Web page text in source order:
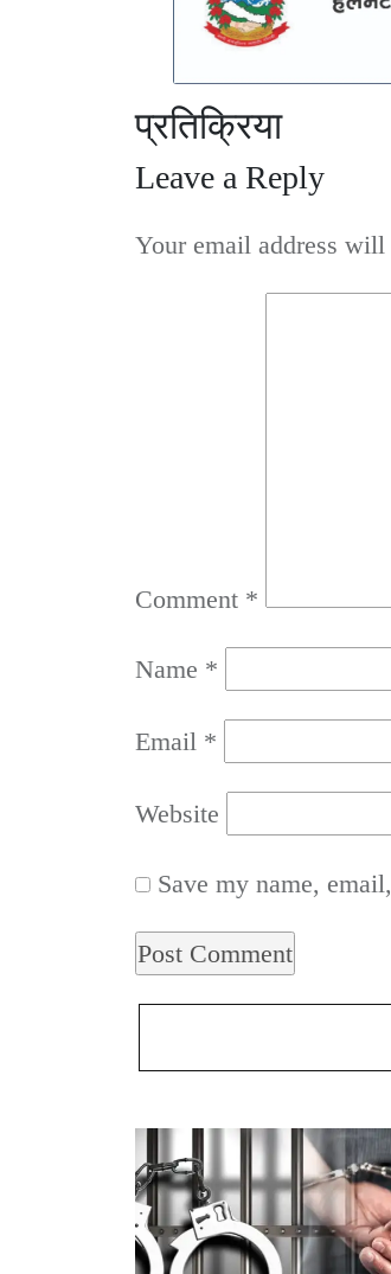
प्रतिक्रिया
Leave a Reply
Your email address
Comment *
Name *
Email *
Website
Save my name,